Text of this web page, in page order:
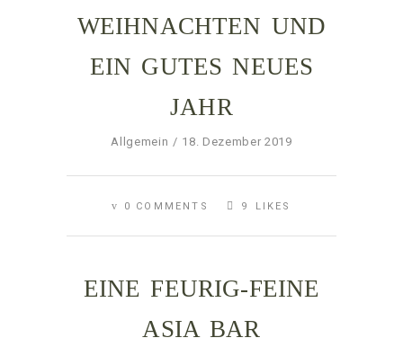
WEIHNACHTEN UND
EIN GUTES NEUES
JAHR
Allgemein 18. Dezember 2019
0 COMMENTS 9 LIKES
EINE FEURIG-FEINE
ASIA BAR